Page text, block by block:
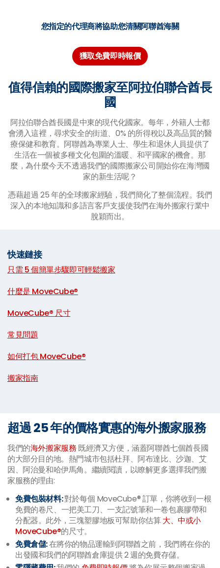
您指定的代理商將協助您清關阿聯酋海關
獲取免費即時報價
值得信賴的國際搬家至阿拉伯聯合酋長
國
阿拉伯聯合酋長國是中東的現代化國家。每年，外籍人士都
會湧入這裡，尋求安全的街道、0% 的所得稅以及高品質的醫
療保健和教育。阿聯酋為專業人士、學生和退休人員提供了
生活在一個被多種文化包圍的溫暖、和平國家的機會。那
麼，為什麼今天不透過我們的國際搬家公司開始你在海灣國
家的新生活呢？
憑藉超過 25 年的全球搬家經驗，我們簡化了整個流程。我們
深入的本地知識和多語言客戶支援使我們在海外搬家行業中
脫穎而出。
快速鏈接
只需 5 個簡單步驟即可輕鬆搬家
什麼是 MoveCube®
MoveCube® 尺寸
常見問題
如何打包 MoveCube®
搬家指南
超過 25 年的價格實惠的海外搬家服務
我們的海外搬家服務 既經濟又方便，涵蓋阿聯酋七個酋長國
的大部分目的地。熱門城市包括杜拜、阿布達比、沙迦、艾
因、阿治曼和哈伊馬角。繼續閱讀，以瞭解更多選擇我們搬
家服務的理由:
免費包裝材料:對於每個 MoveCube® 訂單，你將收到一根
免費的卷尺、一把美工刀、一支記號筆和一卷包裹膠帶和
分配器。此外，三塊塑膠地板可幫助你估算大、中或小
MoveCube®的尺寸。
免費倉儲:在將你的物品運輸到阿聯酋之前，我們將在你的
出發國和我們的阿聯酋倉庫提供 2 週的免費存儲。